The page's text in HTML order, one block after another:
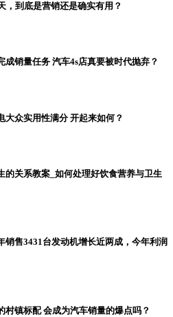
，到底是营销还是确实有用？
销量任务 汽车4s店真要被时代抛弃？
大众实用性满分 开起来如何？
的关系教案_如何处理好饮食营养与卫生
销售3431台发动机增长近两成，今年利润
村镇标配 会成为汽车销量的爆点吗？